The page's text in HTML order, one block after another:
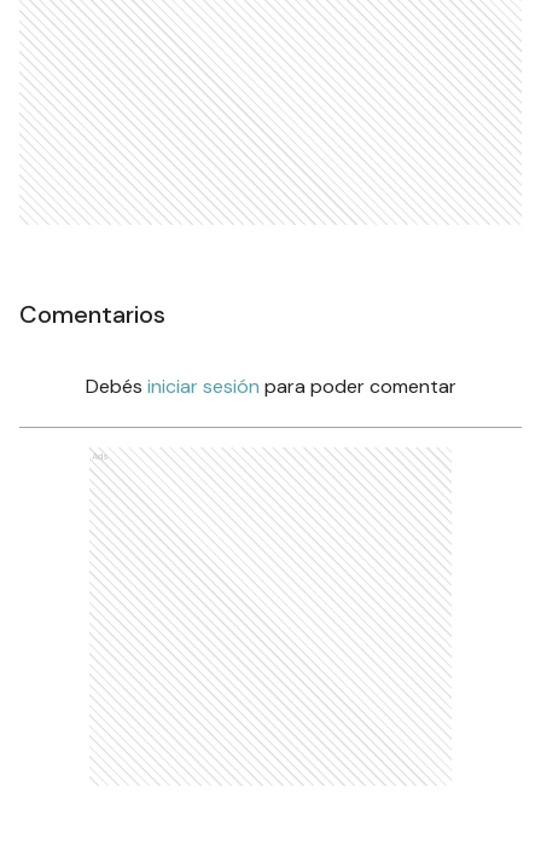
Comentarios
Debés iniciar sesión para poder comentar
Ads